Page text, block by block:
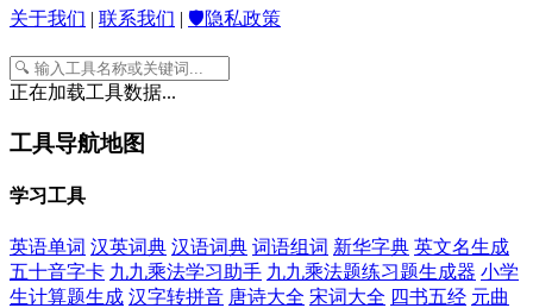
关于我们 | 联系我们 | 🛡️隐私政策
正在加载工具数据...
工具导航地图
学习工具
英语单词 汉英词典 汉语词典 词语组词 新华字典 英文名生成
五十音字卡 九九乘法学习助手 九九乘法题练习题生成器 小学
生计算题生成 汉字转拼音 唐诗大全 宋词大全 四书五经 元曲